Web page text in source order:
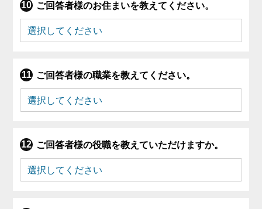
ご回答者様のお住まいを教えてください。
ご回答者様の職業を教えてください。
ご回答者様の役職を教えていただけますか。